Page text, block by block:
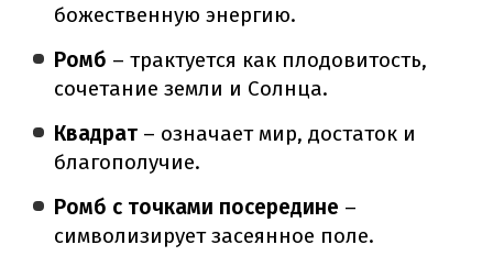
божественную энергию.
Ромб – трактуется как плодовитость,
сочетание земли и Солнца.
Квадрат – означает мир, достаток и
благополучие.
Ромб с точками посередине –
символизирует засеянное поле.